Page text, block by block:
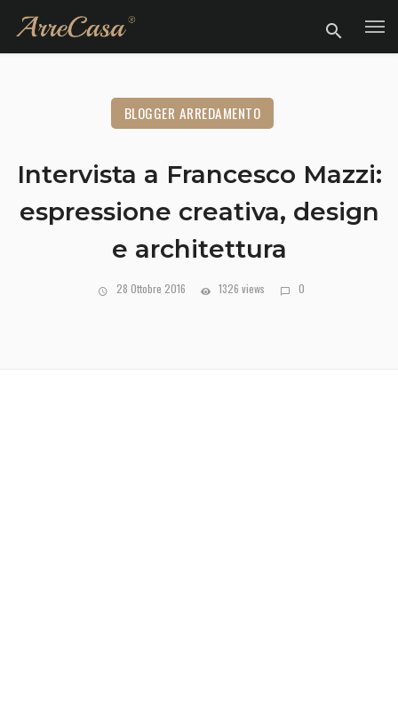
BLOGGER ARREDAMENTO
Intervista a Francesco Mazzi:
espressione creativa, design
e architettura
28 Ottobre 2016 1326 views 0